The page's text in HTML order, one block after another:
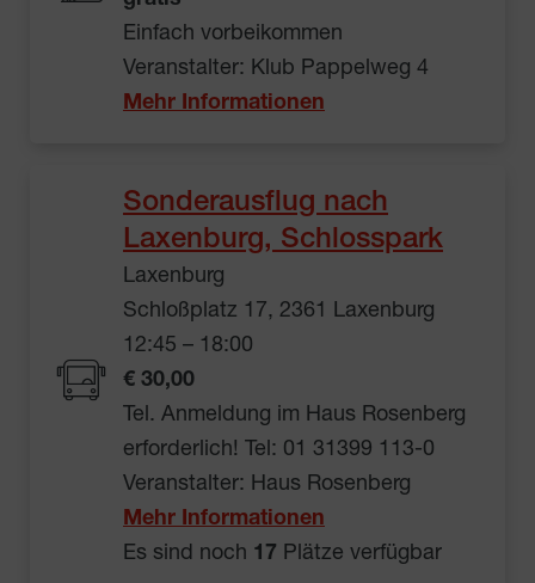
Einfach vorbeikommen
Veranstalter: Klub Pappelweg 4
Mehr Informationen
Sonderausflug nach
Laxenburg, Schlosspark
Laxenburg
Schloßplatz 17, 2361 Laxenburg
12:45 – 18:00
€ 30,00
Tel. Anmeldung im Haus Rosenberg
erforderlich! Tel: 01 31399 113-0
Veranstalter: Haus Rosenberg
Mehr Informationen
Es sind noch 17 Plätze verfügbar